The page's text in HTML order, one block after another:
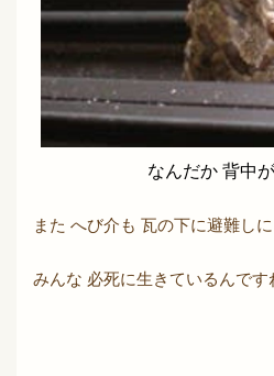
なんだか 背中
また へび介も 瓦の下に避難し
みんな 必死に生きているんです